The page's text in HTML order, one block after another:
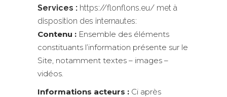
Services : https://flonflons.eu/ met à
disposition des internautes:
Contenu : Ensemble des éléments
constituants l’information présente sur le
Site, notamment textes – images –
vidéos.
Informations acteurs : Ci après